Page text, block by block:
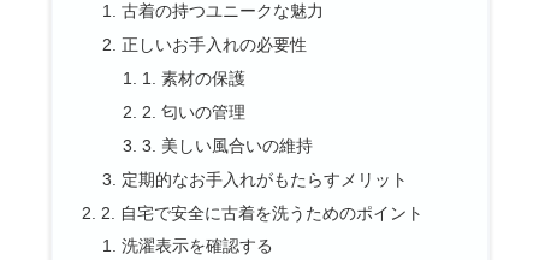
古着の持つユニークな魅力
正しいお手入れの必要性
1. 素材の保護
2. 匂いの管理
3. 美しい風合いの維持
定期的なお手入れがもたらすメリット
2. 自宅で安全に古着を洗うためのポイント
洗濯表示を確認する